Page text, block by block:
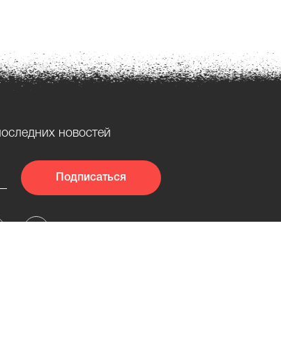
новостей
Подписаться